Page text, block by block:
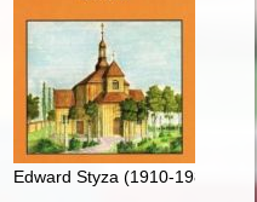
Edward Styza (1910-1987),